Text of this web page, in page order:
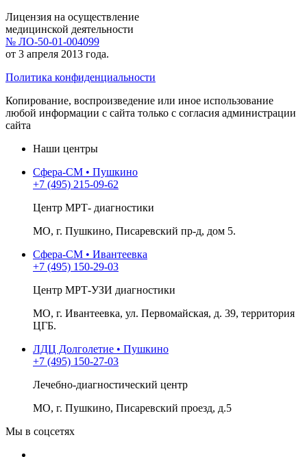
Лицензия на осуществление
медицинской деятельности
№ ЛО-50-01-004099
от 3 апреля 2013 года.
Политика конфиденциальности
Копирование, воспроизведение или иное использование
любой информации с сайта только с согласия администрации
сайта
Наши центры
Сфера-СМ • Пушкино
+7 (495) 215-09-62
Центр МРТ- диагностики
МО, г. Пушкино, Писаревский пр-д, дом 5.
Сфера-СМ • Ивантеевка
+7 (495) 150-29-03
Центр МРТ-УЗИ диагностики
МО, г. Ивантеевка, ул. Первомайская, д. 39, территория
ЦГБ.
ЛДЦ Долголетие • Пушкино
+7 (495) 150-27-03
Лечебно-диагностический центр
МО, г. Пушкино, Писаревский проезд, д.5
Мы в соцсетях